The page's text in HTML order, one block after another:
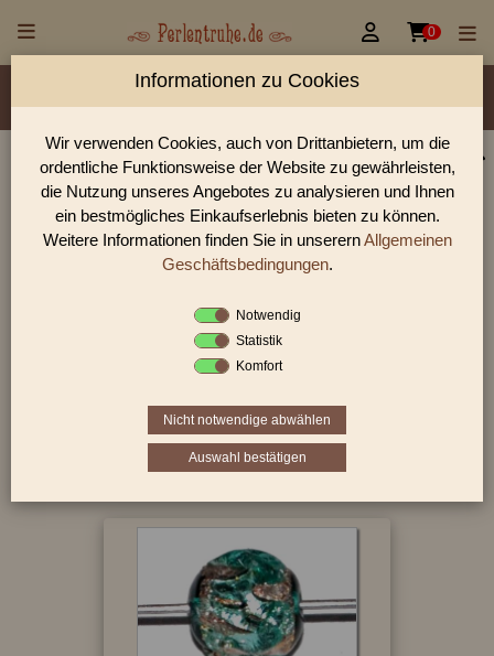
 0
Material/Glassorte Sorte/Form Farbe
Lochdurchmesser
Perlen Shop für Wickelglasperle / Lampenperle
Tschechien 10,0 - 11,0 mm
In unserem Perlen Shop finden sie zahlreich Wickelglasperle /
Lampenperle Tschechien 10,0 - 11,0 mm und viele weiter
Sie befinden sich in folgender Kategorie:
mm
Informationen zu Cookies
Wir verwenden Cookies, auch von Drittanbietern, um die
ordentliche Funktionsweise der Website zu gewährleisten,
die Nutzung unseres Angebotes zu analysieren und Ihnen
ein bestmögliches Einkaufserlebnis bieten zu können.
Weitere Informationen finden Sie in unserernAllgemeinen
Geschäftsbedingungen.
Notwendig
Statistik
Komfort
Nicht notwendige abwählen
Auswahl bestätigen